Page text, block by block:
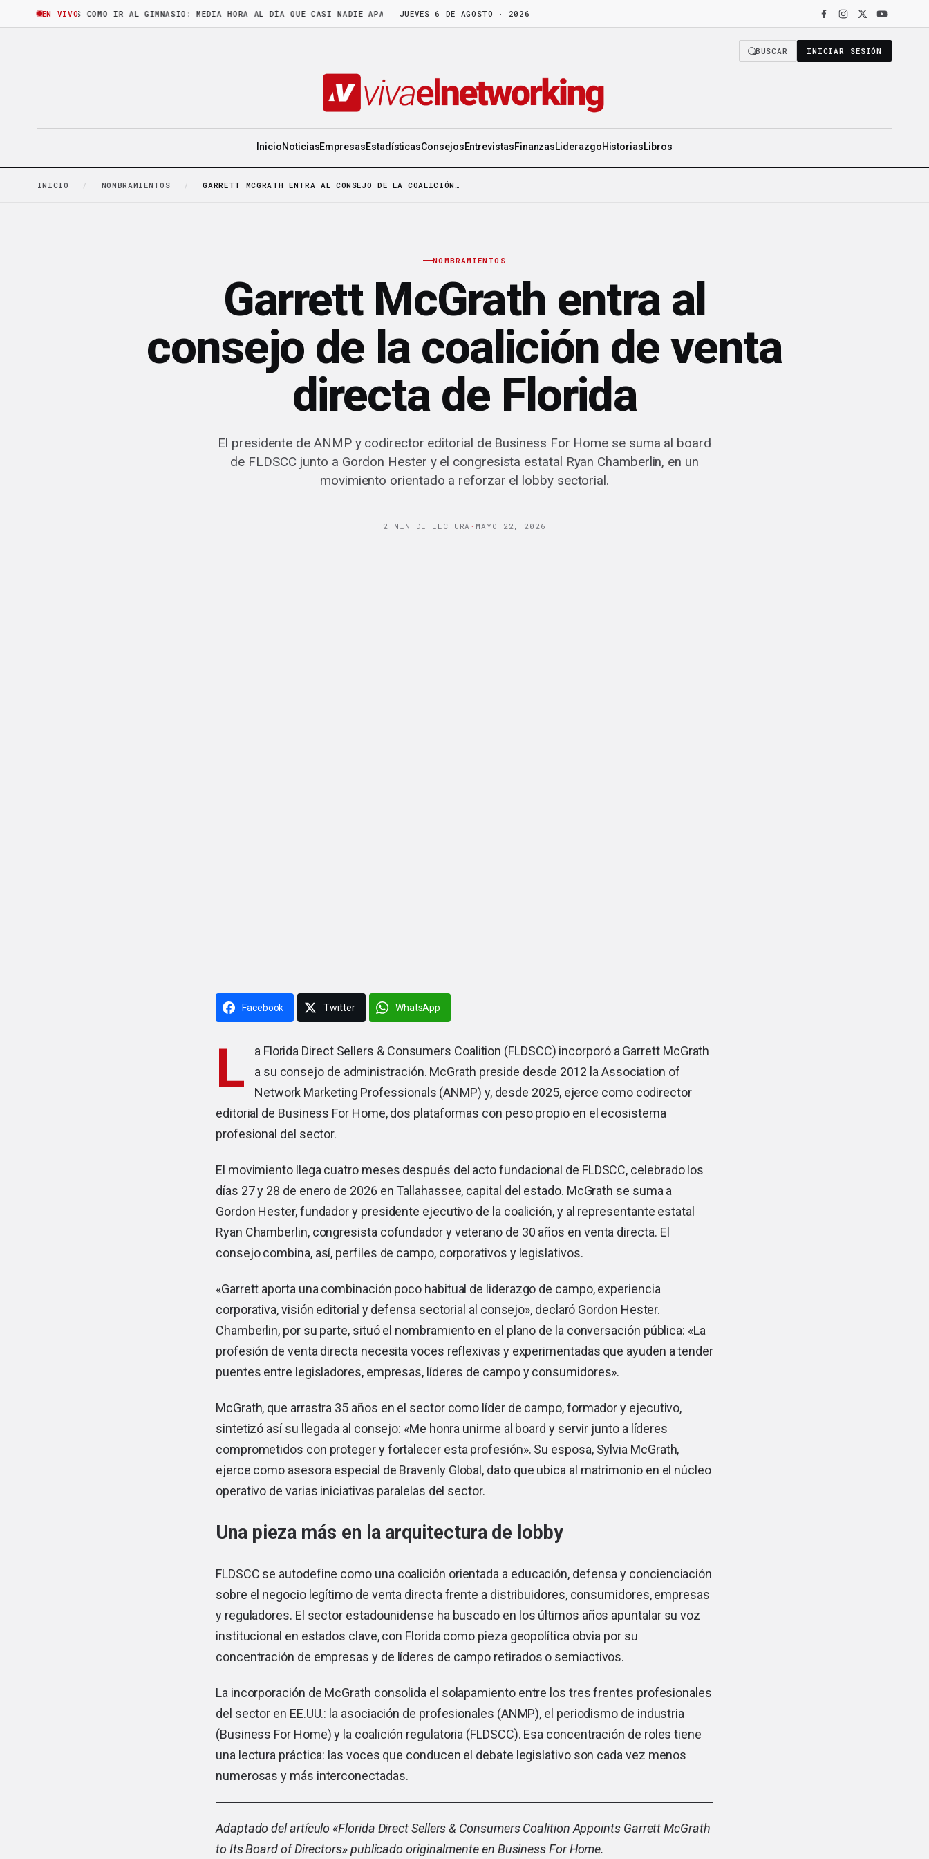
EN VIVO
LEER ES COMO IR AL GIMNASIO: MEDIA HORA AL DÍA QUE CASI NADIE APARTA·LA CEO DE ORIFLAME: «DISFRUTA DE LA GENTE TANTO COMO DE LOS NÚMEROS» LR HEALTH VENDE 319 MILLONES DE
JUEVES 6 DE AGOSTO · 2026
BUSCAR INICIAR SESIÓN
InicioNoticiasEmpresasEstadísticasConsejosEntrevistasFinanzasLiderazgoHistoriasLibros
INICIO / NOMBRAMIENTOS / GARRETT MCGRATH ENTRA AL CONSEJO DE LA COALICIÓN…
NOMBRAMIENTOS
Garrett McGrath entra al
consejo de la coalición de venta
directa de Florida
El presidente de ANMP y codirector editorial de Business For Home se suma al board
de FLDSCC junto a Gordon Hester y el congresista estatal Ryan Chamberlin, en un
movimiento orientado a reforzar el lobby sectorial.
2 MIN DE LECTURA · MAYO 22, 2026
Facebook Twitter WhatsApp
L
a Florida Direct Sellers & Consumers Coalition (FLDSCC) incorporó a Garrett McGrath
a su consejo de administración. McGrath preside desde 2012 la Association of
Network Marketing Professionals (ANMP) y, desde 2025, ejerce como codirector
editorial de Business For Home, dos plataformas con peso propio en el ecosistema
profesional del sector.
El movimiento llega cuatro meses después del acto fundacional de FLDSCC, celebrado los
días 27 y 28 de enero de 2026 en Tallahassee, capital del estado. McGrath se suma a
Gordon Hester, fundador y presidente ejecutivo de la coalición, y al representante estatal
Ryan Chamberlin, congresista cofundador y veterano de 30 años en venta directa. El
consejo combina, así, perfiles de campo, corporativos y legislativos.
«Garrett aporta una combinación poco habitual de liderazgo de campo, experiencia
corporativa, visión editorial y defensa sectorial al consejo», declaró Gordon Hester.
Chamberlin, por su parte, situó el nombramiento en el plano de la conversación pública: «La
profesión de venta directa necesita voces reflexivas y experimentadas que ayuden a tender
puentes entre legisladores, empresas, líderes de campo y consumidores».
McGrath, que arrastra 35 años en el sector como líder de campo, formador y ejecutivo,
sintetizó así su llegada al consejo: «Me honra unirme al board y servir junto a líderes
comprometidos con proteger y fortalecer esta profesión». Su esposa, Sylvia McGrath,
ejerce como asesora especial de Bravenly Global, dato que ubica al matrimonio en el núcleo
operativo de varias iniciativas paralelas del sector.
Una pieza más en la arquitectura de lobby
FLDSCC se autodefine como una coalición orientada a educación, defensa y concienciación
sobre el negocio legítimo de venta directa frente a distribuidores, consumidores, empresas
y reguladores. El sector estadounidense ha buscado en los últimos años apuntalar su voz
institucional en estados clave, con Florida como pieza geopolítica obvia por su
concentración de empresas y de líderes de campo retirados o semiactivos.
La incorporación de McGrath consolida el solapamiento entre los tres frentes profesionales
del sector en EE.UU.: la asociación de profesionales (ANMP), el periodismo de industria
(Business For Home) y la coalición regulatoria (FLDSCC). Esa concentración de roles tiene
una lectura práctica: las voces que conducen el debate legislativo son cada vez menos
numerosas y más interconectadas.
Adaptado del artículo «Florida Direct Sellers & Consumers Coalition Appoints Garrett McGrath
to Its Board of Directors» publicado originalmente en Business For Home.